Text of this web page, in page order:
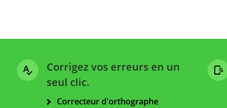
Corrigez vos erreurs en un
seul clic.
Correcteur d'orthographe